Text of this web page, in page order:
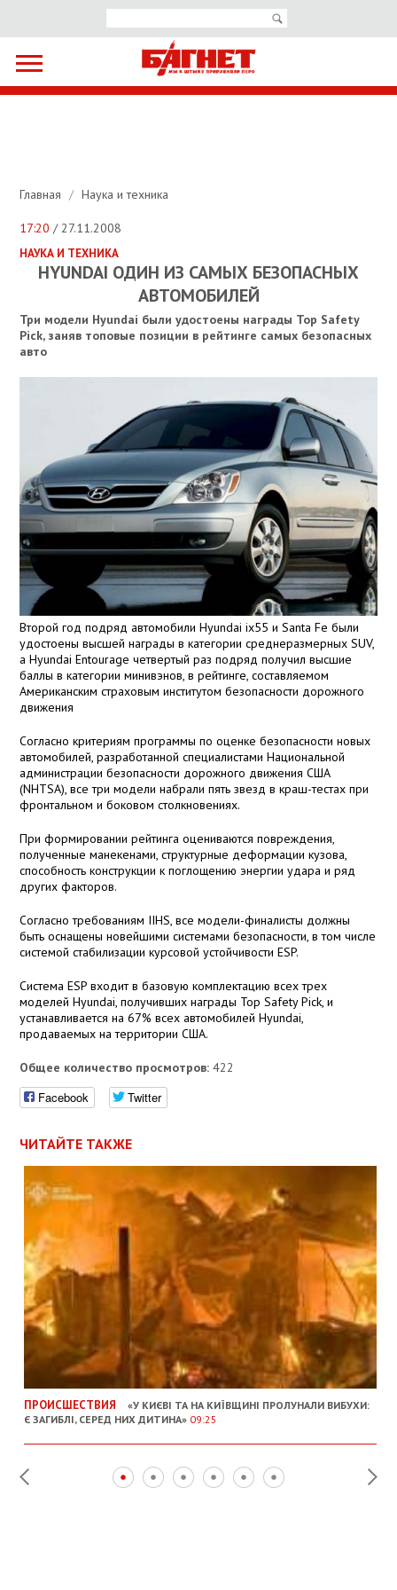
Главная / Наука и техника
17:20 / 27.11.2008
НАУКА И ТЕХНИКА
HYUNDAI ОДИН ИЗ САМЫХ БЕЗОПАСНЫХ
АВТОМОБИЛЕЙ
Три модели Hyundai были удостоены награды Top Safety
Pick, заняв топовые позиции в рейтинге самых безопасных
авто
Второй год подряд автомобили Hyundai ix55 и Santa Fe были
удостоены высшей награды в категории среднеразмерных SUV,
а Hyundai Entourage четвертый раз подряд получил высшие
баллы в категории минивэнов, в рейтинге, составляемом
Американским страховым институтом безопасности дорожного
движения
Согласно критериям программы по оценке безопасности новых
автомобилей, разработанной специалистами Национальной
администрации безопасности дорожного движения США
(NHTSA), все три модели набрали пять звезд в краш-тестах при
фронтальном и боковом столкновениях.
При формировании рейтинга оцениваются повреждения,
полученные манекенами, структурные деформации кузова,
способность конструкции к поглощению энергии удара и ряд
других факторов.
Согласно требованиям IIHS, все модели-финалисты должны
быть оснащены новейшими системами безопасности, в том числе
системой стабилизации курсовой устойчивости ESP.
Система ESP входит в базовую комплектацию всех трех
моделей Hyundai, получивших награды Top Safety Pick, и
устанавливается на 67% всех автомобилей Hyundai,
продаваемых на территории США.
Общее количество просмотров: 422
Facebook Twitter
ЧИТАЙТЕ ТАКЖЕ
ПРОИСШЕСТВИЯ
«У КИЄВІ ТА НА КИЇВЩИНІ ПРОЛУНАЛИ ВИБУХИ:
Є ЗАГИБЛІ, СЕРЕД НИХ ДИТИНА» 09:25